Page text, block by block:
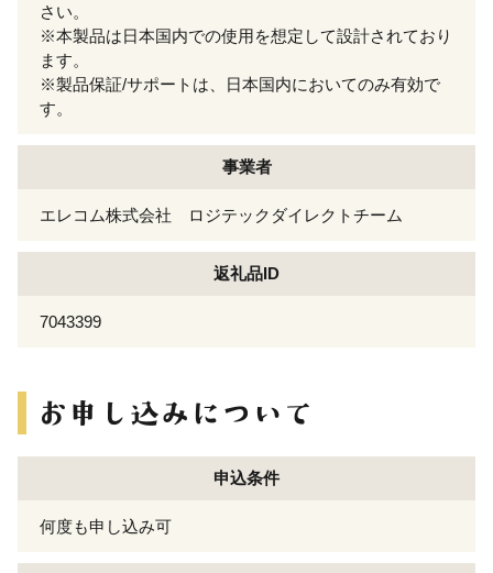
さい。
※本製品は日本国内での使用を想定して設計されており
ます。
※製品保証/サポートは、日本国内においてのみ有効で
す。
事業者
エレコム株式会社 ロジテックダイレクトチーム
返礼品ID
7043399
申込条件
何度も申し込み可